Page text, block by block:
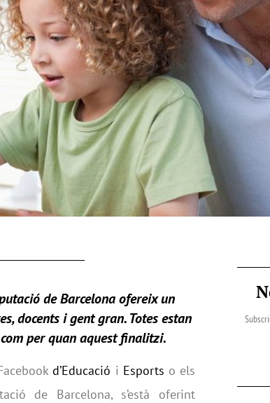
de Barcelona ofereix un
docents i gent gran. Totes estan
per quan aquest finalitzi.
d’Educació i Esports o els
de Barcelona, s’està oferint